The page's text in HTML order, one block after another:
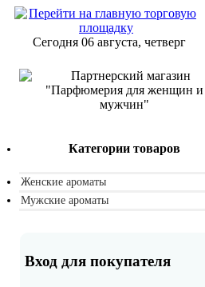
Сегодня 06 августа, четверг
Категории товаров
Женские ароматы
Мужские ароматы
Вход для покупателя